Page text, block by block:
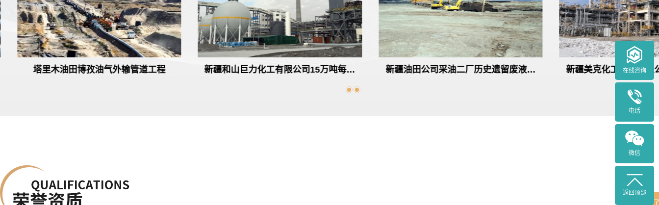
在线咨询
电话
微信
返回顶部
塔里木油田上库高新区低碳转型130万 塔里木油田博孜油气外输管道工程 新疆和山巨力化工有限公司15万吨每年 新疆油田公司采油二厂历
治理项目（7844废液池、
排污池）